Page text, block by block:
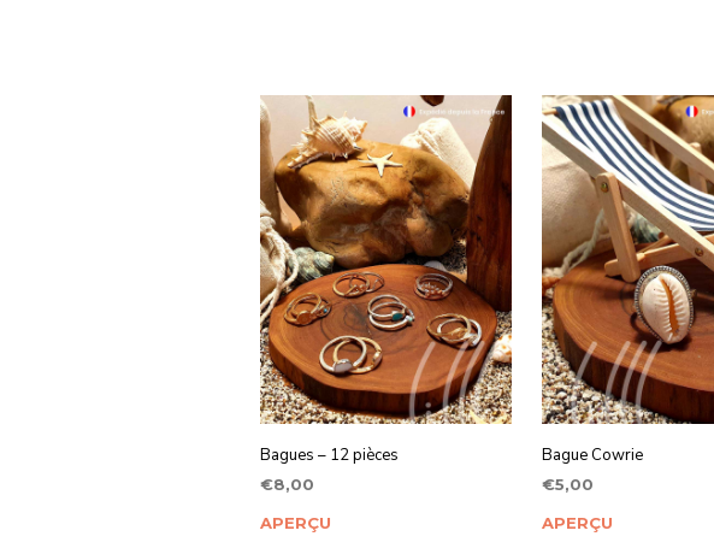
Bagues – 12 pièces
€8,00
AJOUTER AU PANIER
APERÇU
Bague Cowrie
€5,00
AJOUTER AU PANIER
APERÇU